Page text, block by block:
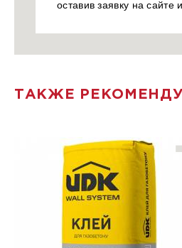
оставив заявку на
ТАКЖЕ